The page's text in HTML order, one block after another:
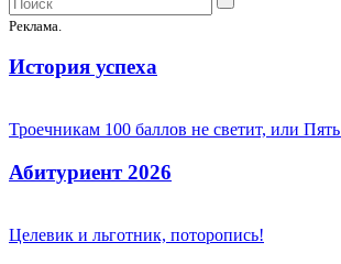
Реклама.
История успеха
Троечникам 100 баллов не светит, или
Абитуриент 2026
Целевик и льготник, поторопись!